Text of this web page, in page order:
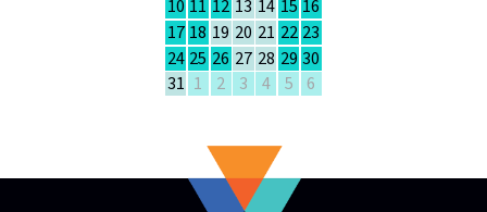
10 11 12 13 14 15 16
17 18 19 20 21 22 23
24 25 26 27 28 29 30
31 1 2 3 4 5 6